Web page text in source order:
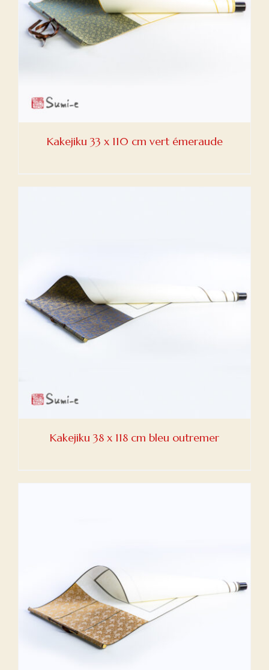
Kakejiku 33 x 110 cm vert émeraude
Kakejiku 38 x 118 cm bleu outremer